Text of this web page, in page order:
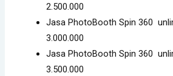
2.500.000
Jasa PhotoBooth Spin 360
3.000.000
Jasa PhotoBooth Spin 360
3.500.000